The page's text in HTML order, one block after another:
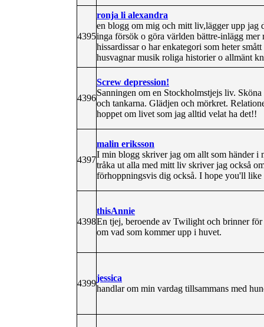
4395
ronja li alexandra
en blogg om mig och mitt liv,lägger upp jag
inga försök o göra världen bättre-inlägg
hissardissar o har enkategori som heter
husvagnar musik roliga historier o allmänt
4396
Screw depression!
Sanningen om en Stockholmstjejs liv.
och tankarna. Glädjen och mörkret.
hoppet om livet som jag alltid velat ha det!!
4397
malin eriksson
I min blogg skriver jag om allt som händer i
tråka ut alla med mitt liv skriver jag också
förhoppningsvis dig också. I hope you'll like
4398
thisAnnie
En tjej, beroende av Twilight och brinner
om vad som kommer upp i huvet.
4399
jessica
handlar om min vardag tillsammans med